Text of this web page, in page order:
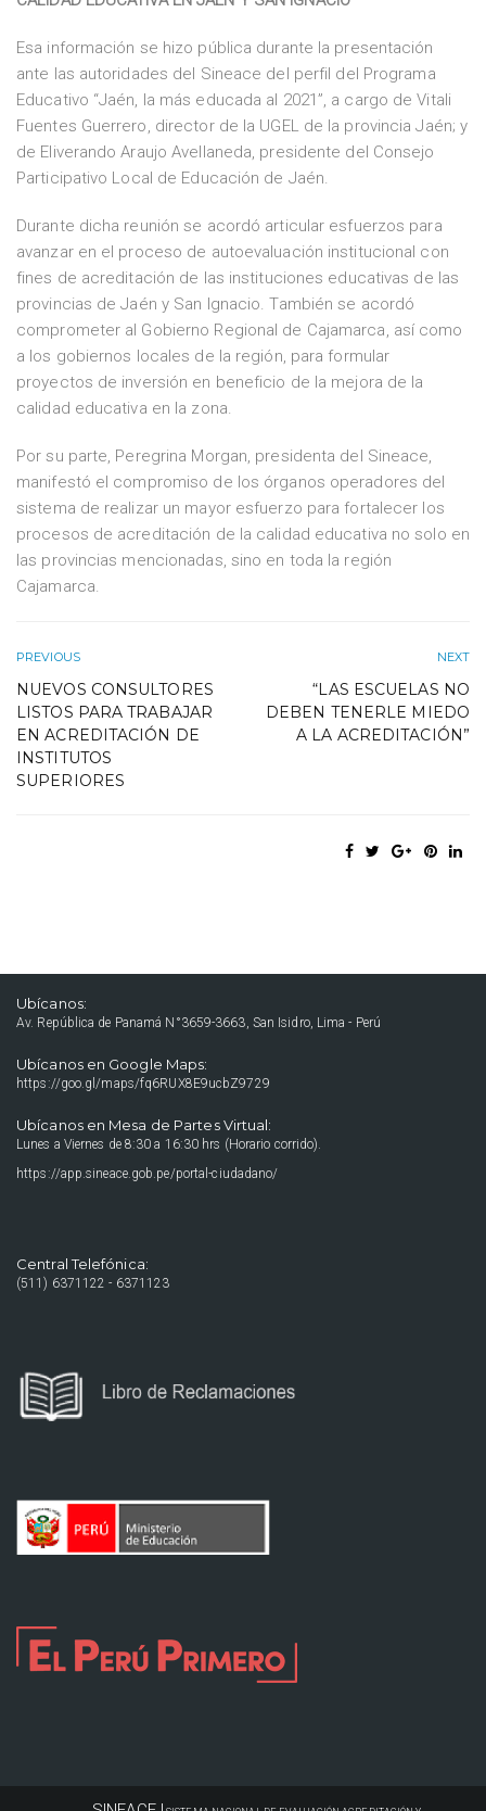
Esa información se hizo pública durante la presentación
ante las autoridades del Sineace del perfil del Programa
Educativo “Jaén, la más educada al 2021”, a cargo de Vitali
Fuentes Guerrero, director de la UGEL de la provincia Jaén; y
de Eliverando Araujo Avellaneda, presidente del Consejo
Participativo Local de Educación de Jaén.
Durante dicha reunión se acordó articular esfuerzos para
avanzar en el proceso de autoevaluación institucional con
fines de acreditación de las instituciones educativas de las
provincias de Jaén y San Ignacio. También se acordó
comprometer al Gobierno Regional de Cajamarca, así como
a los gobiernos locales de la región, para formular
proyectos de inversión en beneficio de la mejora de la
calidad educativa en la zona.
Por su parte, Peregrina Morgan, presidenta del Sineace,
manifestó el compromiso de los órganos operadores del
sistema de realizar un mayor esfuerzo para fortalecer los
procesos de acreditación de la calidad educativa no solo en
las provincias mencionadas, sino en toda la región
Cajamarca.
PREVIOUS
NUEVOS CONSULTORES
LISTOS PARA TRABAJAR
EN ACREDITACIÓN DE
INSTITUTOS
SUPERIORES
NEXT
“LAS ESCUELAS NO
DEBEN TENERLE MIEDO
A LA ACREDITACIÓN”
Ubícanos:
Av. República de Panamá N°3659-3663, San Isidro, Lima - Perú
Ubícanos en Google Maps:
https://goo.gl/maps/fq6RUX8E9ucbZ9729
Ubícanos en Mesa de Partes Virtual:
Lunes a Viernes de 8:30 a 16:30 hrs (Horario corrido).
https://app.sineace.gob.pe/portal-ciudadano/
Central Telefónica:
(511) 6371122 - 6371123